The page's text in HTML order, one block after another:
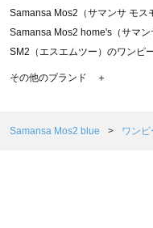
Samansa Mos2（サマンサ モス
Samansa Mos2 home's（サマ
SM2（エスエムツー）のワンピ
TSUHARU by Samansa Mos2
Samansa Mos2 Lagom（サマン
その他のブランド ＋
Samansa Mos2 blue ワンピ